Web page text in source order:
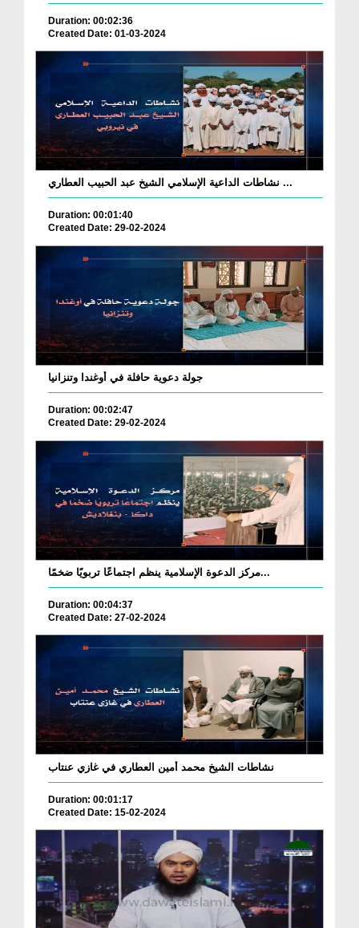
Duration: 00:02:36
Created Date: 01-03-2024
نشاطات الداعية الإسلامي الشيخ عبد الحبيب العطاري ...
Duration: 00:01:40
Created Date: 29-02-2024
جولة دعوية حافلة في أوغندا وتنزانيا
Duration: 00:02:47
Created Date: 29-02-2024
مركز الدعوة الإسلامية ينظم اجتماعًا تربويًا ضخمًا...
Duration: 00:04:37
Created Date: 27-02-2024
نشاطات الشيخ محمد أمين العطاري في غازي عنتاب
Duration: 00:01:17
Created Date: 15-02-2024